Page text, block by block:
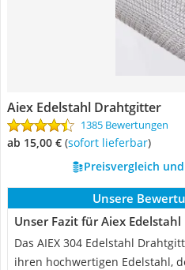
Aiex Edelstahl Drahtgitter
1385 Bewertungen
ab 15,00 € ( Sofort lieferbar)
Preisvergleich
Unsere
Unser Fazit für Aiex
Das AIEX 304 Edelstahl
ihren hochwertigen Edelstahl,